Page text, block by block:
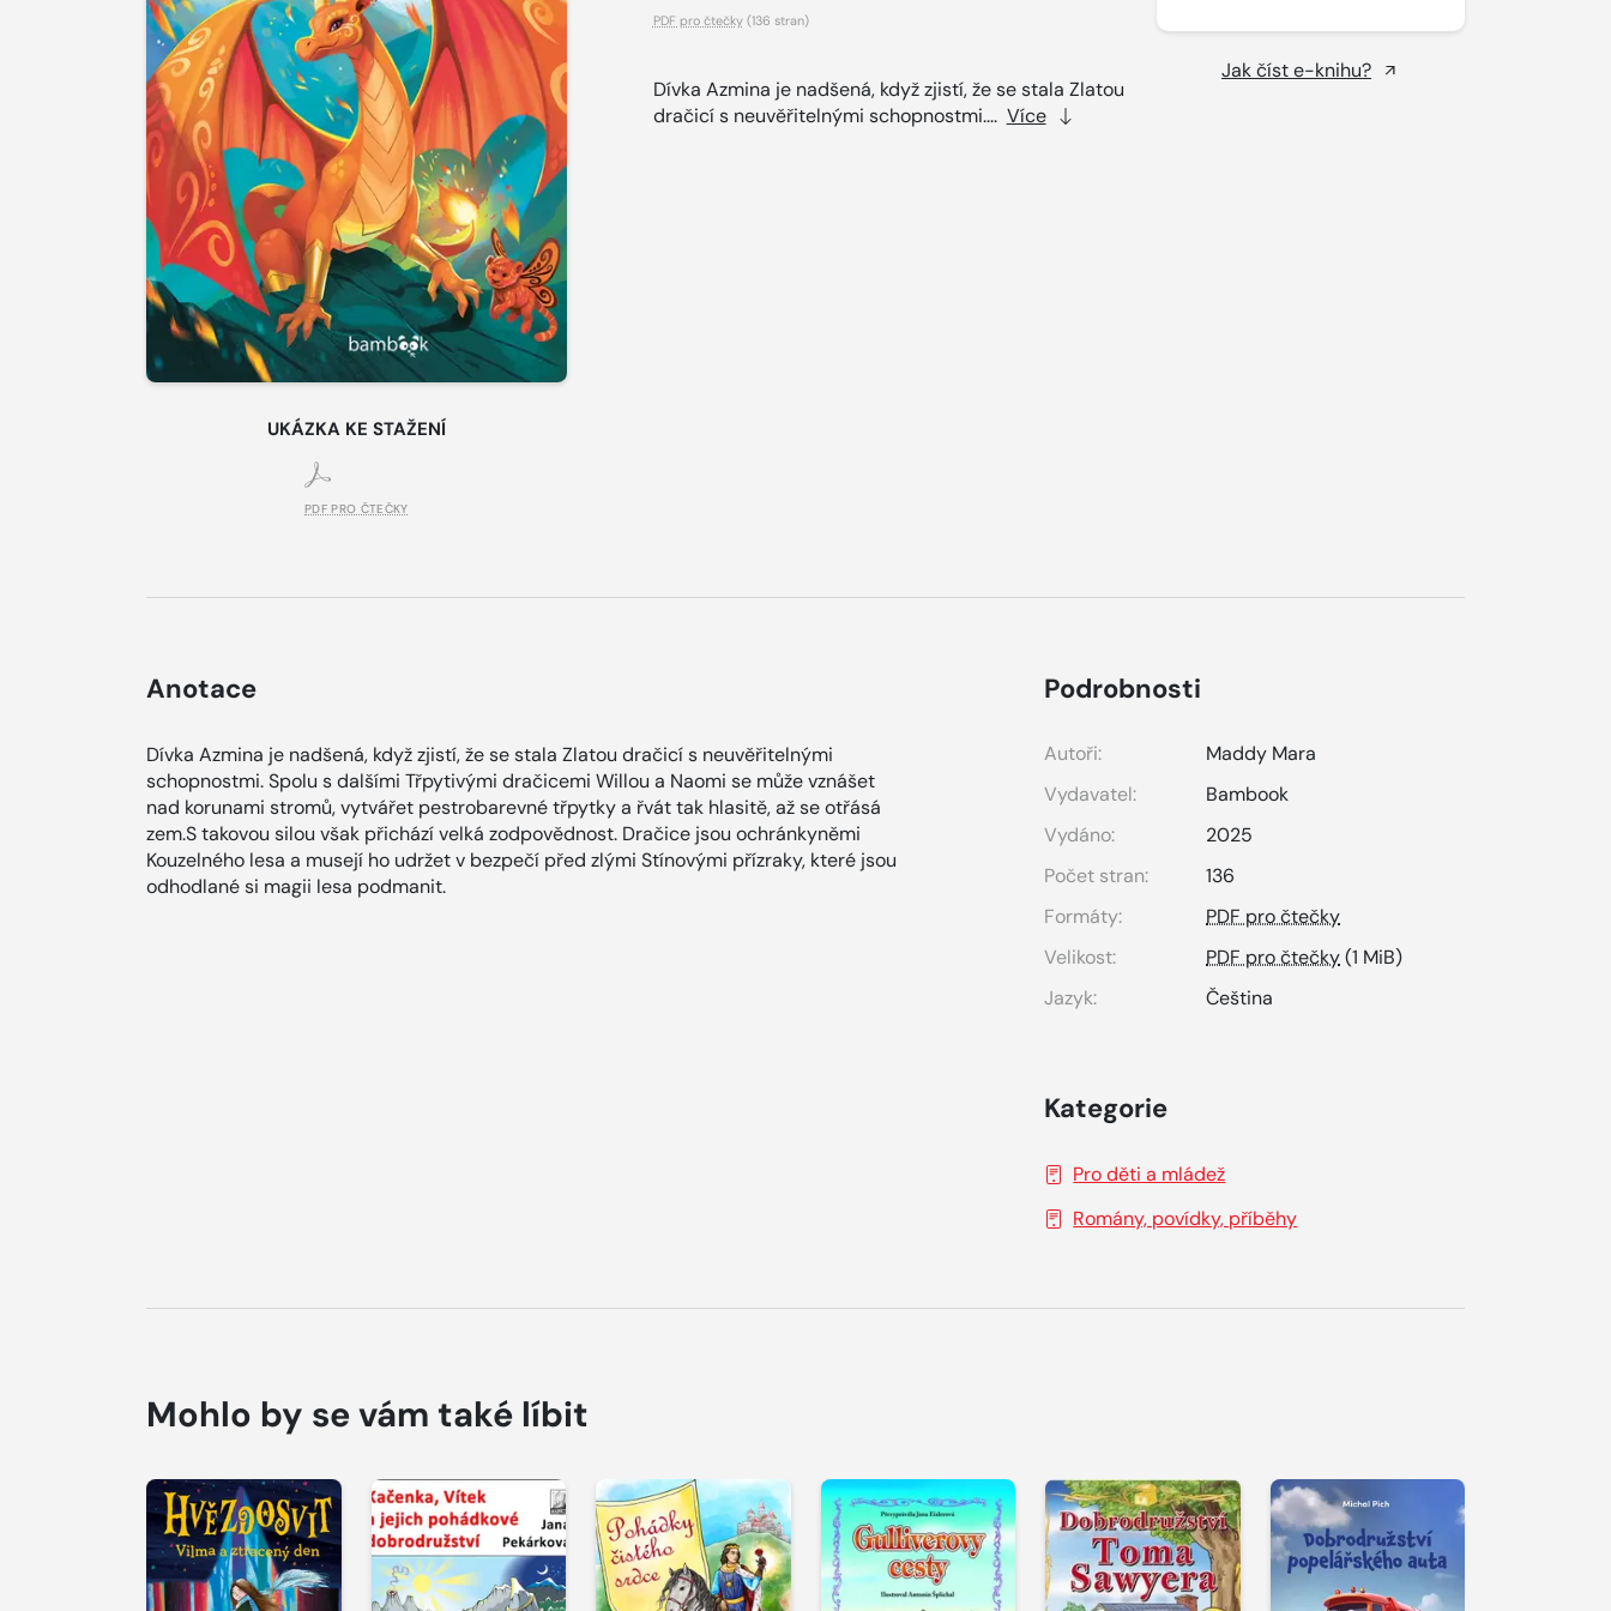
UKÁZKA KE STAŽENÍ
PDF PRO ČTEČKY
PDF pro čtečky(136 stran)
Dívka Azmina je nadšená, když zjistí, že se stala Zlatou
dra­čicí s neuvěřitelnými schopnostmi.... Více
Jak číst e-knihu?
Anotace
Dívka Azmina je nadšená, když zjistí, že se stala Zlatou dra­čicí s neuvěřitelnými
schopnostmi. Spolu s dalšími Třpytivými dračicemi Willou a Naomi se může vznášet
nad korunami stromů, vytvářet pestrobarevné třpytky a řvát tak hlasitě, až se otřásá
zem.S takovou silou však přichází velká zodpovědnost. Dračice jsou ochránkyněmi
Kouzelného lesa a musejí ho udržet v bez­pečí před zlými Stínovými přízraky, které jsou
odhodlané si magii lesa podmanit.
Podrobnosti
Autoři:
Maddy Mara
Vydavatel:
Bambook
Vydáno:
2025
Počet stran:
136
Formáty:
PDF pro čtečky
Velikost:
PDF pro čtečky(1 MiB)
Jazyk:
Čeština
Kategorie
Pro děti a mládež
Romány, povídky, příběhy
Mohlo by se vám také líbit